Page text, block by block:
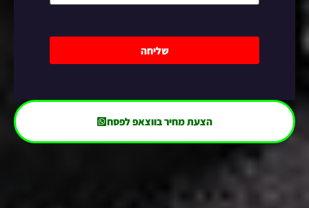
שליחה
הצעת מחיר בווצאפ לפסח